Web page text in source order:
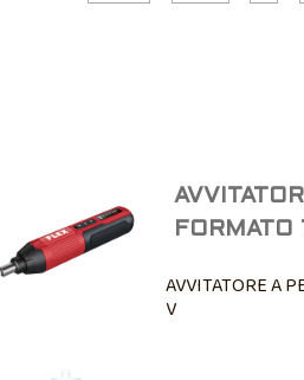
FORMATO
AVVITATORE A
V